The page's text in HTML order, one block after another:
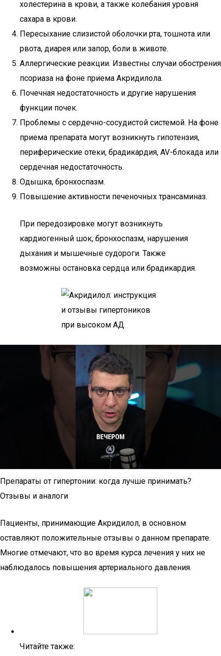
холестерина в крови, а также колебания уровня
сахара в крови.
Пересыхание слизистой оболочки рта, тошнота или
рвота, диарея или запор, боли в животе.
Аллергические реакции. Известны случаи обострения
псориаза на фоне приема Акридилола.
Почечная недостаточность и другие нарушения
функции почек.
Проблемы с сердечно-сосудистой системой. На фоне
приема препарата могут возникнуть гипотензия,
периферические отеки, брадикардия, AV-блокада или
сердечная недостаточность.
Одышка, бронхоспазм.
Повышение активности печеночных трансаминаз.
При передозировке могут возникнуть
кардиогенный шок, бронхоспазм, нарушения
дыхания и мышечные судороги. Также
возможны остановка сердца или брадикардия.
Препараты от гипертонии: когда лучше принимать?
Отзывы и аналоги
Пациенты, принимающие Акридилол, в основном
оставляют положительные отзывы о данном препарате.
Многие отмечают, что во время курса лечения у них не
наблюдалось повышения артериального давления.
Читайте также: